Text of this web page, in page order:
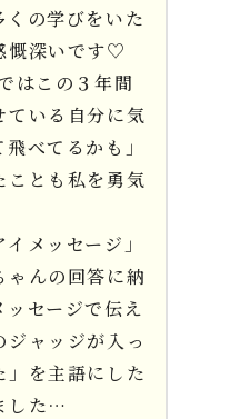
くの学びをいた
慨深いです♡
はこの３年間
ている自分に気
べてるかも」
ことも私を勇気
メッセージ」
ゃんの回答に納
セージで伝え
ャッジが入っ
」を主語にした
した…